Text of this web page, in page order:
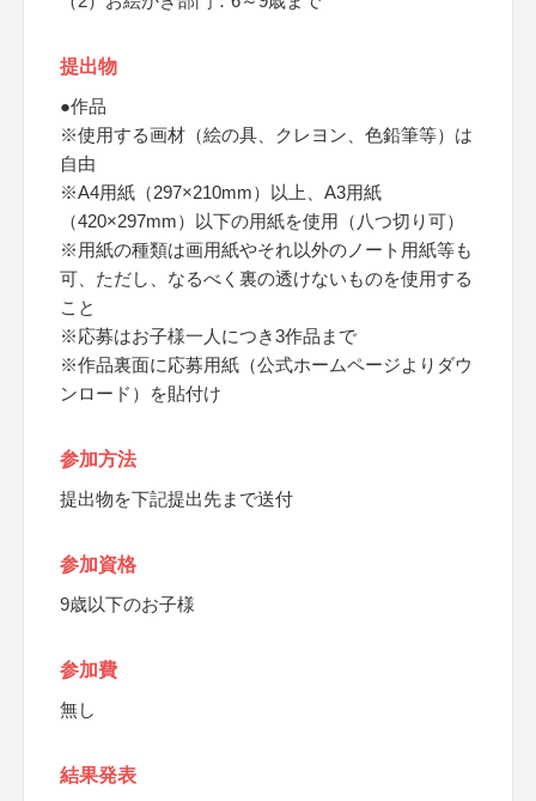
提出物
●作品
※使用する画材（絵の具、クレヨン、色鉛筆等）は
自由
※A4用紙（297×210mm）以上、A3用紙
（420×297mm）以下の用紙を使用（八つ切り可）
※用紙の種類は画用紙やそれ以外のノート用紙等も
可、ただし、なるべく裏の透けないものを使用する
こと
※応募はお子様一人につき3作品まで
※作品裏面に応募用紙（公式ホームページよりダウ
ンロード）を貼付け
参加方法
提出物を下記提出先まで送付
参加資格
9歳以下のお子様
参加費
無し
結果発表